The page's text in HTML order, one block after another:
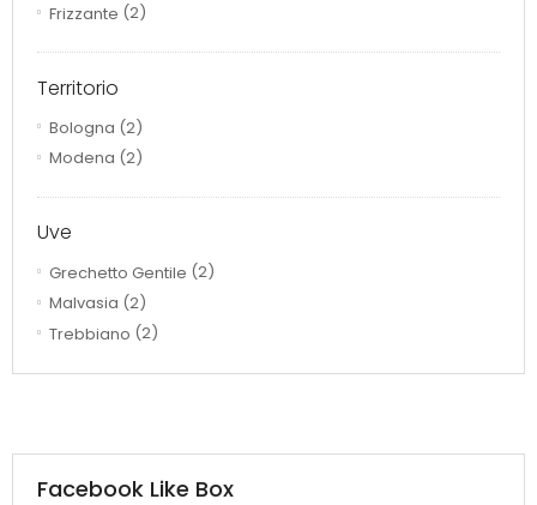
Frizzante (2)
Territorio
Bologna (2)
Modena (2)
Uve
Grechetto Gentile (2)
Malvasia (2)
Trebbiano (2)
Facebook Like Box